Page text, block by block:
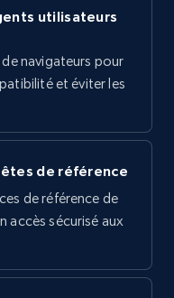
utilisateurs
navigateurs pour
et éviter les
de référence
de référence de
accès sécurisé aux